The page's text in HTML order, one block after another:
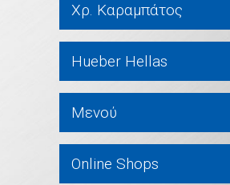
Χρ. Καραμπάτος
Hueber Hellas
Μενού
Online Shops